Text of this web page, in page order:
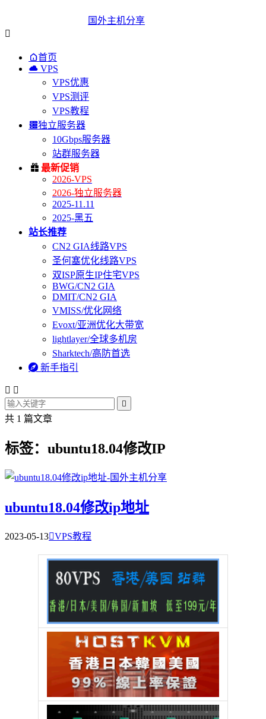
国外主机分享

首页
 VPS
VPS优惠
VPS测评
VPS教程
独立服务器
10Gbps服务器
站群服务器
 最新促销
2026-VPS
2026-独立服务器
2025-11.11
2025-黑五
站长推荐
CN2 GIA线路VPS
圣何塞优化线路VPS
双ISP原生IP住宅VPS
BWG/CN2 GIA
DMIT/CN2 GIA
VMISS/优化网络
Evoxt/亚洲优化大带宽
lightlayer/全球多机房
Sharktech/高防首选
 新手指引
 

共 1 篇文章
标签：ubuntu18.04修改IP
ubuntu18.04修改ip地址
2023-05-13VPS教程